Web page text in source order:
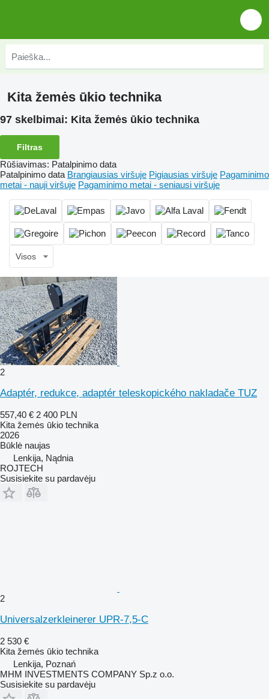
Kita žemės ūkio technika
97 skelbimai: Kita žemės ūkio technika
Filtras
Rūšiavimas: Patalpinimo data
Patalpinimo data Brangiausias viršuje Pigiausias viršuje Pagaminimo
metai - nauji viršuje Pagaminimo metai - seniausi viršuje
Visos
2
Adaptér, redukce, adaptér teleskopického nakladače TUZ
557,40 € 2 400 PLN
Kita žemės ūkio technika
2026
Būklė naujas
Lenkija, Nądnia
ROJTECH
Susisiekite su pardavėju
2
Universalzerkleinerer UPR-7,5-C
2 530 €
Kita žemės ūkio technika
Lenkija, Poznań
MHM INVESTMENTS COMPANY Sp.z o.o.
Susisiekite su pardavėju